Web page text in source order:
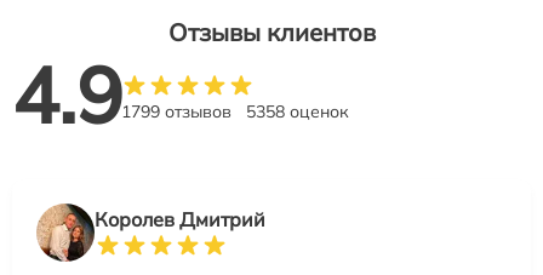
Отзывы клиентов
4.91799 отзывов 5358 оценок
Королев Дмитрий